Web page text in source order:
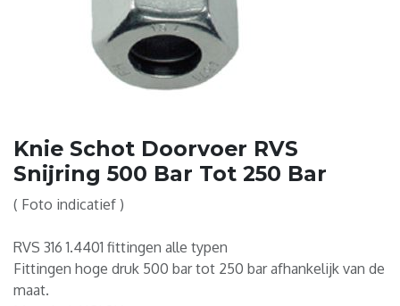
Knie Schot Doorvoer RVS
Snijring 500 Bar Tot 250 Bar
( Foto indicatief )
RVS 316 1.4401 fittingen alle typen
Fittingen hoge druk 500 bar tot 250 bar afhankelijk van de
maat.